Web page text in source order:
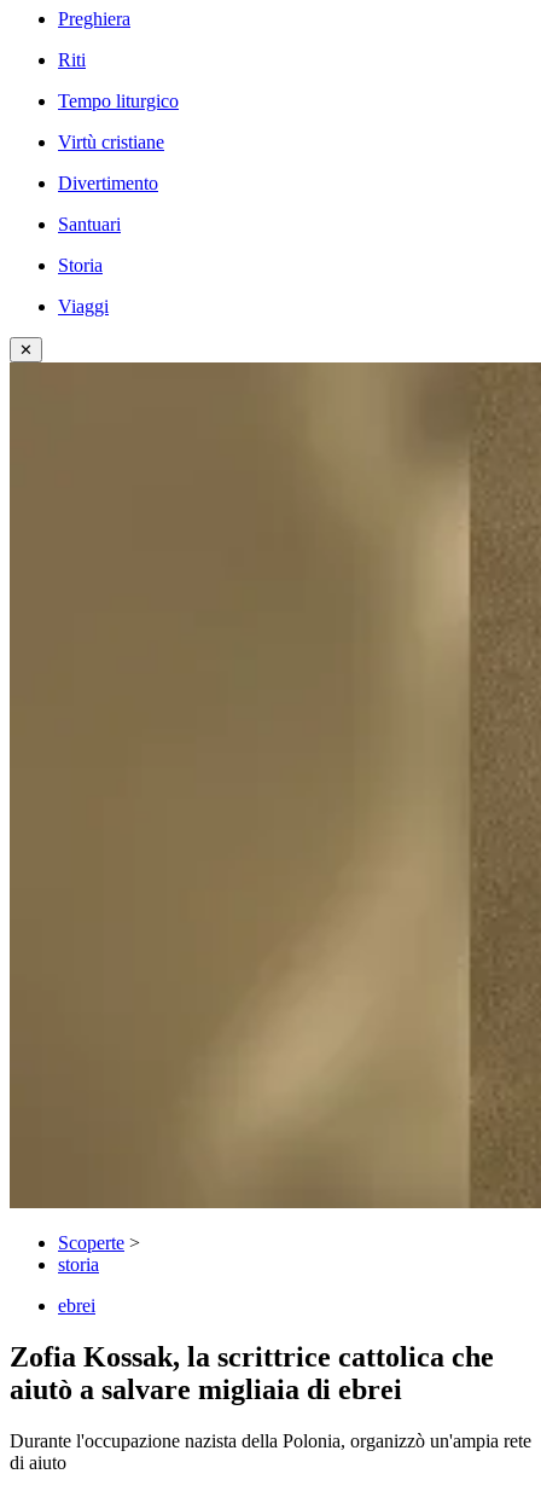
Preghiera
Riti
Tempo liturgico
Virtù cristiane
Divertimento
Santuari
Storia
Viaggi
✕
Scoperte >
storia
ebrei
Zofia Kossak, la scrittrice cattolica che
aiutò a salvare migliaia di ebrei
Durante l'occupazione nazista della Polonia, organizzò un'ampia rete
di aiuto